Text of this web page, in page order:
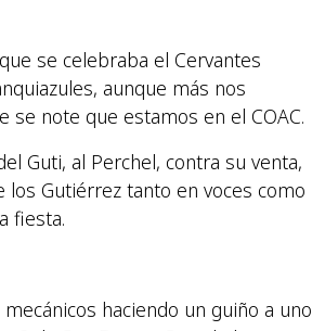
se celebraba el Cervantes
aunque más nos
note que estamos en el COAC.
Guti, al Perchel, contra su venta,
Gutiérrez tanto en voces como
fiesta.
haciendo un guiño a uno